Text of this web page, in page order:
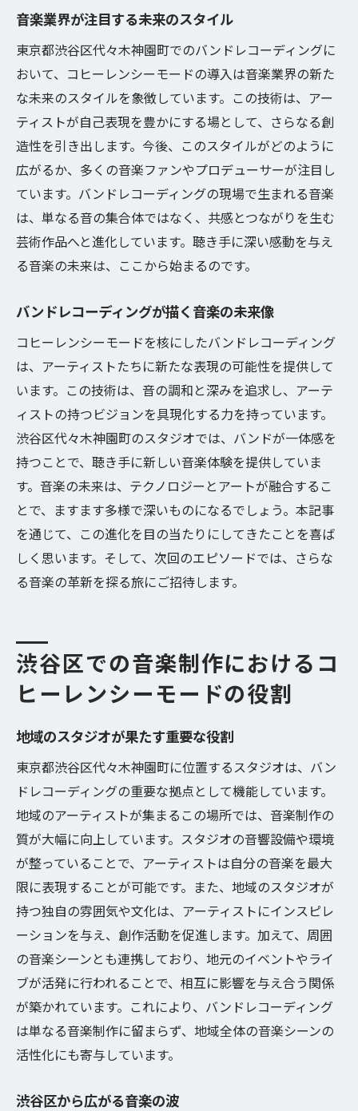
音楽業界が注目する未来のスタイル
東京都渋谷区代々木神園町でのバンドレコーディングに
おいて、コヒーレンシーモードの導入は音楽業界の新た
な未来のスタイルを象徴しています。この技術は、アー
ティストが自己表現を豊かにする場として、さらなる創
造性を引き出します。今後、このスタイルがどのように
広がるか、多くの音楽ファンやプロデューサーが注目し
ています。バンドレコーディングの現場で生まれる音楽
は、単なる音の集合体ではなく、共感とつながりを生む
芸術作品へと進化しています。聴き手に深い感動を与え
る音楽の未来は、ここから始まるのです。
バンドレコーディングが描く音楽の未来像
コヒーレンシーモードを核にしたバンドレコーディング
は、アーティストたちに新たな表現の可能性を提供して
います。この技術は、音の調和と深みを追求し、アーテ
ィストの持つビジョンを具現化する力を持っています。
渋谷区代々木神園町のスタジオでは、バンドが一体感を
持つことで、聴き手に新しい音楽体験を提供していま
す。音楽の未来は、テクノロジーとアートが融合するこ
とで、ますます多様で深いものになるでしょう。本記事
を通じて、この進化を目の当たりにしてきたことを喜ば
しく思います。そして、次回のエピソードでは、さらな
る音楽の革新を探る旅にご招待します。
渋谷区での音楽制作におけるコ
ヒーレンシーモードの役割
地域のスタジオが果たす重要な役割
東京都渋谷区代々木神園町に位置するスタジオは、バン
ドレコーディングの重要な拠点として機能しています。
地域のアーティストが集まるこの場所では、音楽制作の
質が大幅に向上しています。スタジオの音響設備や環境
が整っていることで、アーティストは自分の音楽を最大
限に表現することが可能です。また、地域のスタジオが
持つ独自の雰囲気や文化は、アーティストにインスピレ
ーションを与え、創作活動を促進します。加えて、周囲
の音楽シーンとも連携しており、地元のイベントやライ
ブが活発に行われることで、相互に影響を与え合う関係
が築かれています。これにより、バンドレコーディング
は単なる音楽制作に留まらず、地域全体の音楽シーンの
活性化にも寄与しています。
渋谷区から広がる音楽の波